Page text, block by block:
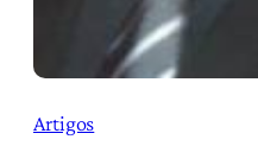
Artigos